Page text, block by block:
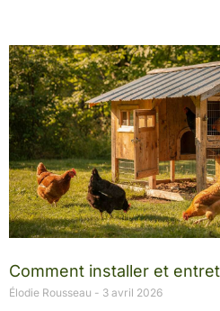
Comment installer et
Élodie Rousseau 3 avril 2026